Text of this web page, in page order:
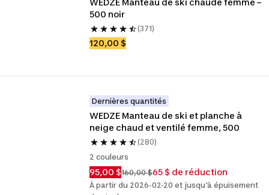
WEDZE Manteau de ski chaude femme –
500 noir
(371)
120,00 $
Dernières quantités
WEDZE Manteau de ski et planche à
neige chaud et ventilé femme, 500
(280)
2 couleurs
95,00 $160,00 $65 $ de réduction
À partir du 2026-02-20 et jusqu'à épuisement